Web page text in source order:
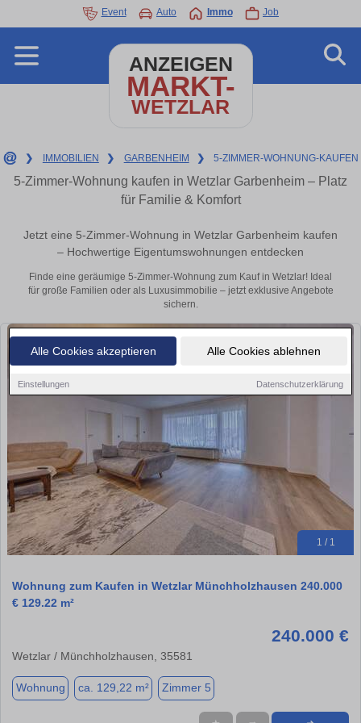
Alle Cookies akzeptieren Alle Cookies ablehnen
Einstellungen Datenschutzerklärung
Event Auto Immo Job
ANZEIGEN
MARKT-
WETZLAR
❯ IMMOBILIEN ❯ GARBENHEIM ❯ 5-ZIMMER-WOHNUNG-KAUFEN
5-Zimmer-Wohnung kaufen in Wetzlar Garbenheim – Platz
für Familie & Komfort
Jetzt eine 5-Zimmer-Wohnung in Wetzlar Garbenheim kaufen
– Hochwertige Eigentumswohnungen entdecken
Finde eine geräumige 5-Zimmer-Wohnung zum Kauf in Wetzlar! Ideal
für große Familien oder als Luxusimmobilie – jetzt exklusive Angebote
sichern.
1 / 1
Wohnung zum Kaufen in Wetzlar Münchholzhausen 240.000
€ 129.22 m²
240.000 €
Wetzlar / Münchholzhausen, 35581
Wohnung ca. 129,22 m² Zimmer 5